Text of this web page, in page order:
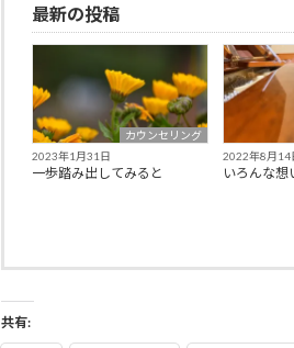
最新の投稿
カウンセリング
2023年1月31日
一歩踏み出してみると
2022年8月14
いろんな想
共有: